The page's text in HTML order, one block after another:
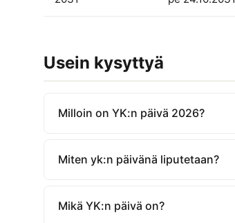
Usein kysyttyä
Milloin on YK:n päivä 2026?
Miten yk:n päivänä liputetaan?
Mikä YK:n päivä on?